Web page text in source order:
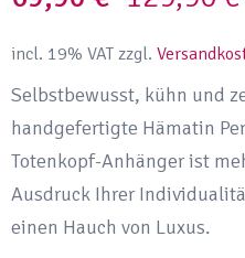
incl. 19% VAT zzgl.
Selbstbewusst, kühn und
handgefertigte Hämatin
Totenkopf-Anhänger ist
Ausdruck Ihrer
einen Hauch von Luxus.